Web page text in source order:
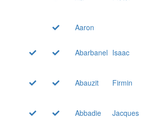
Aaron
Abarbanel Isaac
Abauzit
Firmin
Abbadie
Jacques